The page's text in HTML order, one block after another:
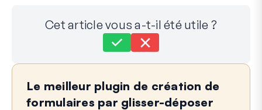
Cet article vous a-t-il été utile ?
Toujours bloqué ?
Comment pouvons-nous vous aider ?
Dernière mise à jour le 12 mai 2026
Le meilleur plugin de création de
formulaires par glisser-déposer